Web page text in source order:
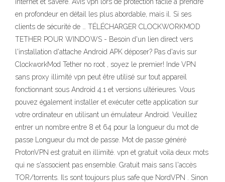
en profondeur en détail les plus abordable, mais il. Si ses
clients de sécurité de … TÉLÉCHARGER CLOCKWORKMOD
TETHER POUR WINDOWS - Besoin d'un lien direct vers
l'installation d'attache Android APK déposer? Pas d'avis sur
ClockworkMod Tether no root , soyez le premier! Inde VPN
sans proxy illimité vpn peut être utilisé sur tout appareil
fonctionnant sous Android 4.1 et versions ultérieures. Vous
pouvez également installer et exécuter cette application sur
votre ordinateur en utilisant un émulateur Android. Veuillez
entrer un nombre entre 8 et 64 pour la longueur du mot de
passe Longueur du mot de passe. Mot de passe généré
ProtonVPN est gratuit en illimité. vpn et gratuit voila deux mots
qui ne s'associent pas ensemble. Gratuit mais sans l'accès
TOR/torrents. Ils sont toujours plus safe que NordVPN . Sinon